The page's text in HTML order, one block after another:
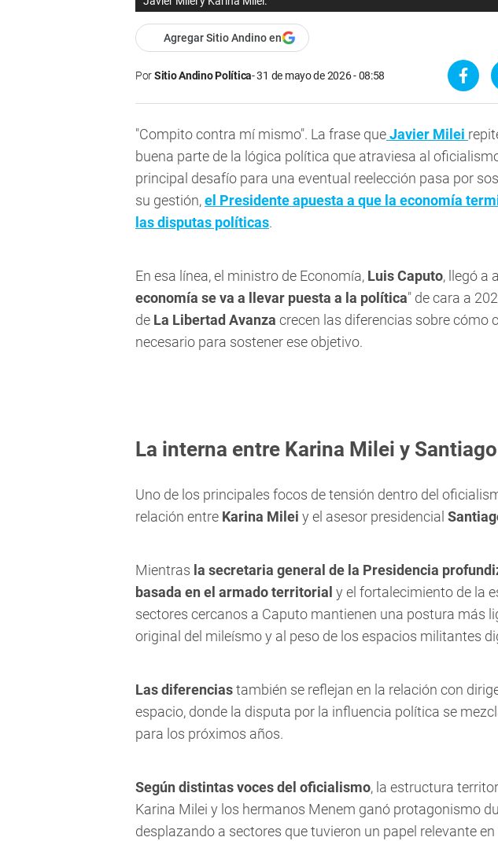
Agregar Sitio Andino en
PorSitio Andino Política 31 de mayo de 2026 - 08:58
"Compito contra mí mismo". La frase queJavier Milei
buena parte de la lógica política que atraviesa al
principal desafío para una eventual reelección pasa por
su gestión,el Presidente apuesta a que la economía
las disputas políticas.
En esa línea, el ministro de Economía, Luis Caputo, llegó a
economía se va a llevar puesta a la política" de cara a
de La Libertad Avanza crecen las diferencias sobre cómo
necesario para sostener ese objetivo.
La interna entre Karina Milei y
Uno de los principales focos de tensión dentro del
relación entre Karina Milei y el asesor presidencial
Mientras la secretaria general de la Presidencia
basada en el armado territorial y el fortalecimiento de la
sectores cercanos a Caputo mantienen una postura más
original del mileísmo y al peso de los espacios militantes
Las diferenciastambién se reflejan en la relación con
espacio, donde la disputa por la influencia política se
para los próximos años.
Según distintas voces del oficialismo, la estructura
Karina Milei y los hermanos Menem ganó protagonismo
desplazando a sectores que tuvieron un papel relevante